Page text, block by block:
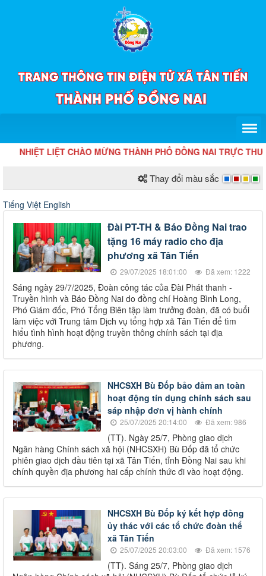
NHIỆT LIỆT CHÀO MỪNG THÀNH PHỐ ĐỒNG NAI TRỰC
Thay đổi màu sắc
Tiếng Việt English
Đài PT-TH & Báo Đồng Nai trao
tặng 16 máy radio cho địa
phương xã Tân Tiến
29/07/2025 18:01:00 Đã xem: 1222
Sáng ngày 29/7/2025, Đoàn công tác của Đài Phát thanh -
Truyền hình và Báo Đồng Nai do đồng chí Hoàng Bình Long,
Phó Giám đốc, Phó Tổng Biên tập làm trưởng đoàn, đã có buổi
làm việc với Trung tâm Dịch vụ tổng hợp xã Tân Tiến để tìm
hiểu tình hình hoạt động truyền thông chính sách tại địa
phương.
NHCSXH Bù Đốp bảo đảm an toàn
hoạt động tín dụng chính sách sau
sáp nhập đơn vị hành chính
25/07/2025 20:14:00 Đã xem: 986
(TT). Ngày 25/7, Phòng giao dịch
Ngân hàng Chính sách xã hội (NHCSXH) Bù Đốp đã tổ chức
phiên giao dịch đầu tiên tại xã Tân Tiến, tỉnh Đồng Nai sau khi
chính quyền địa phương hai cấp chính thức đi vào hoạt động.
NHCSXH Bù Đốp ký kết hợp đồng
ủy thác với các tổ chức đoàn thể
xã Tân Tiến
25/07/2025 20:03:00 Đã xem: 1576
(TT). Sáng 25/7, Phòng giao dịch